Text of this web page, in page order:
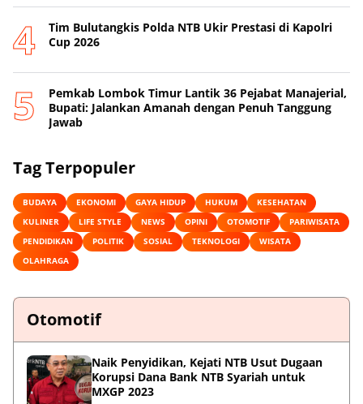
Tim Bulutangkis Polda NTB Ukir Prestasi di Kapolri
Cup 2026
Pemkab Lombok Timur Lantik 36 Pejabat Manajerial,
Bupati: Jalankan Amanah dengan Penuh Tanggung
Jawab
Tag Terpopuler
BUDAYA EKONOMI GAYA HIDUP HUKUM
KESEHATAN
KULINER
LIFE STYLE NEWS OPINI OTOMOTIF
PARIWISATA
PENDIDIKAN
POLITIK SOSIAL TEKNOLOGI
WISATA
OLAHRAGA
Otomotif
Naik Penyidikan, Kejati NTB Usut Dugaan
Korupsi Dana Bank NTB Syariah untuk
MXGP 2023